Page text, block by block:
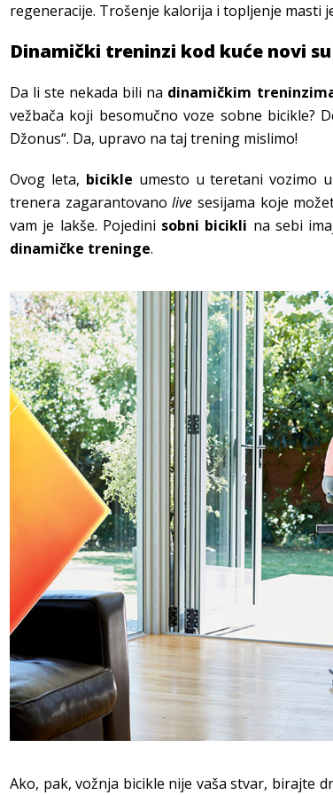
regeneracije. Trošenje kalorija i topljenje masti
Dinamički treninzi kod kuće novi su
Da li ste nekada bili na dinamičkim
vežbača koji besomučno voze sobne bicikle?
Džonus“. Da, upravo na taj trening mislimo!
Ovog leta, bicikle umesto u teretani vozimo
trenera zagarantovanolive sesijama koje
vam je lakše. Pojedini sobni bicikli na sebi
dinamičke treninge.
Ako, pak, vožnja bicikle nije vaša stvar, birajte